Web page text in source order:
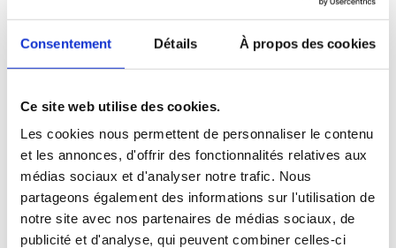
Consentement Détails À propos des cookies
Ce site web utilise des cookies.
Les cookies nous permettent de personnaliser le contenu
et les annonces, d'offrir des fonctionnalités relatives aux
médias sociaux et d'analyser notre trafic. Nous
partageons également des informations sur l'utilisation de
notre site avec nos partenaires de médias sociaux, de
publicité et d'analyse, qui peuvent combiner celles-ci
Candidature spontanée
avez envie de vous investir dans une belle aventure
Nous étudions avec soin toutes les candidatures (CV + Lettre
de motivation ou message de présentation), même en
l’absence de poste ouvert. Envoyez-nous votre dossier via le
formulaire ci-dessous.